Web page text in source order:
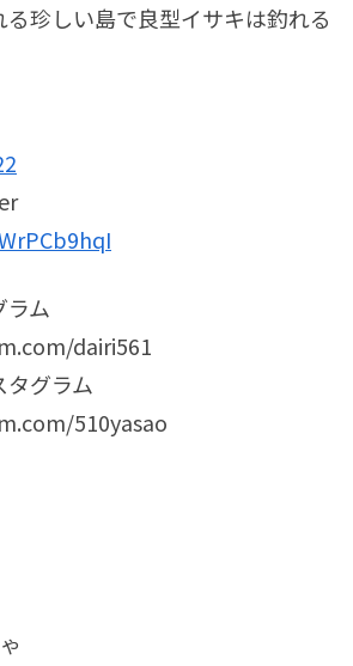
珍しい島で良型イサキは釣れる
ラム
dairi561
タグラム
510yasao